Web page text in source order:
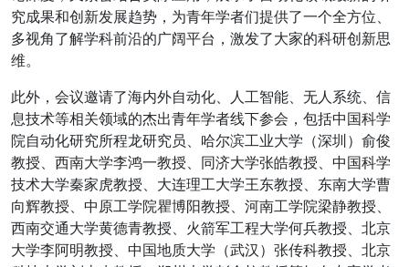
究成果和创新发展趋势，为青年学者们提供了一个全方位、
多视角了解学科前沿的广阔平台，激发了大家的科研创新思
维。
此外，会议邀请了海内外自动化、人工智能、无人系统、信
息技术等相关领域的杰出青年学者线下参会，包括中国科学
院自动化研究所程龙研究员、哈尔滨工业大学（深圳）俞俊
教授、西南大学李鸿一教授、同济大学张皓教授、中国科学
技术大学秦家虎教授、大连理工大学王东教授、东南大学曹
向辉教授、中原工学院瞿博阳教授、河南工学院梁静教授、
西南交通大学黄德青教授、火箭军工程大学何兵教授、北京
大学李阿明教授、中国地质大学（武汉）张传科教授、北京